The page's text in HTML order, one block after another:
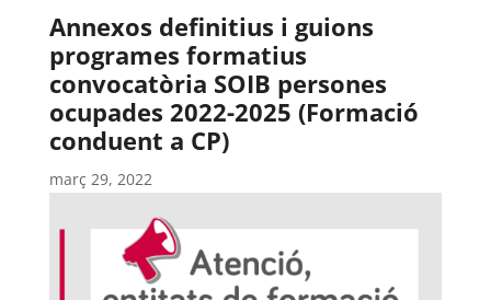
Annexos definitius i guions
programes formatius
convocatòria SOIB persones
ocupades 2022-2025 (Formació
conduent a CP)
març 29, 2022